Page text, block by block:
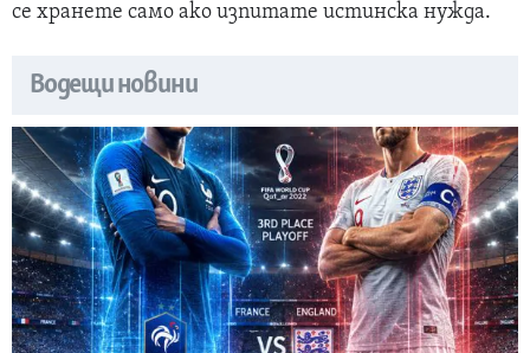
се хранете само ако изпитате истинска нужда.
Водещи новини